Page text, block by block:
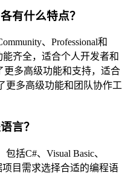
有什么特点？
、Professional和
能齐全，适合个人开发者和
更多高级功能和支持，适合
更多高级功能和团队协作工
言？
括C#、Visual Basic、
目需求选择合适的编程语